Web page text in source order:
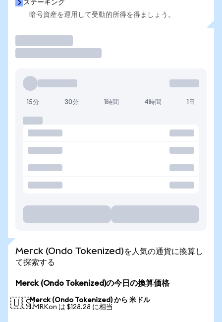
ステーキング
暗号資産を運用して受動的所得を得ましょう。
15分 30分 1時間 4時間 1日
Merck (Ondo Tokenized)を人気の通貨に換算し
て探索する
Merck (Ondo Tokenized)の今日の換算価格
🇺🇸Merck (Ondo Tokenized) から 米ドル
1 MRKon は $128.28 に相当